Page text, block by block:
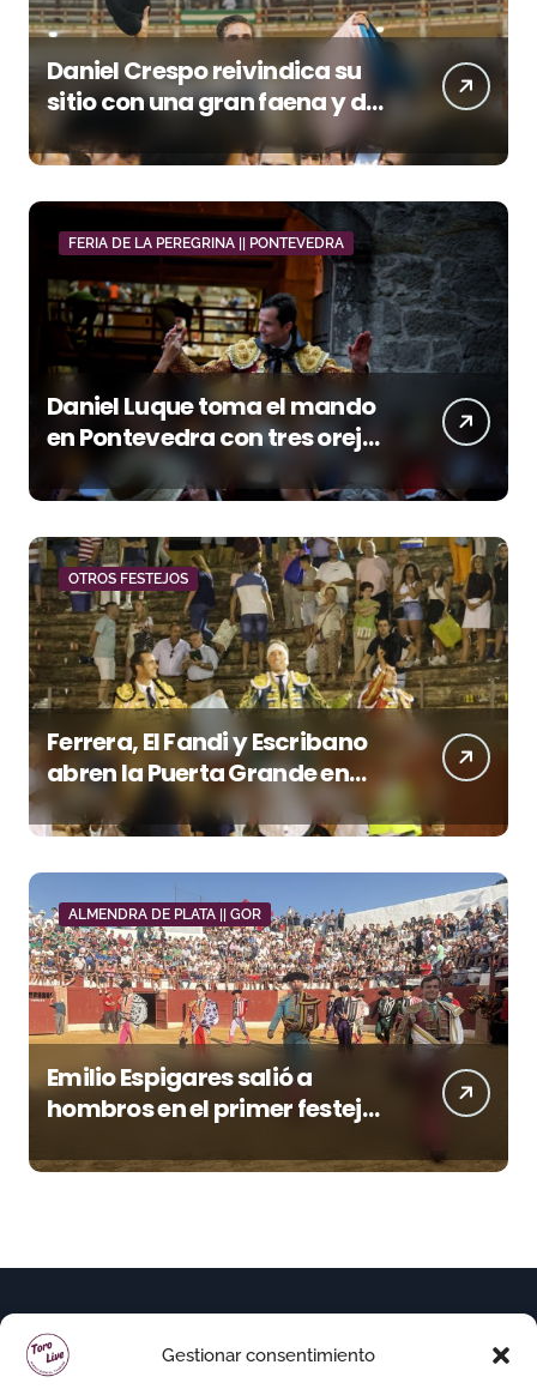
Gestionar consentimiento
Daniel Crespo reivindica su
sitio con una gran faena y dos
orejas
FERIA DE LA PEREGRINA || PONTEVEDRA
Daniel Luque toma el mando
en Pontevedra con tres orejas
y una Puerta Grande de peso
OTROS FESTEJOS
Ferrera, El Fandi y Escribano
abren la Puerta Grande en
una tarde triunfal en Azuaga
ALMENDRA DE PLATA || GOR
Emilio Espigares salió a
hombros en el primer festejo
la Feria de Gor